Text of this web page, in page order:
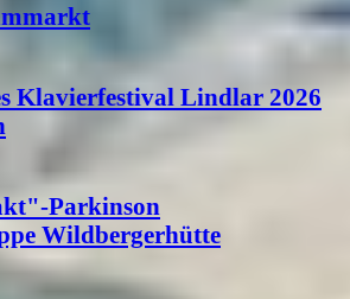
Klavierfestival Lindlar 2026
Parkinson
Wildbergerhütte